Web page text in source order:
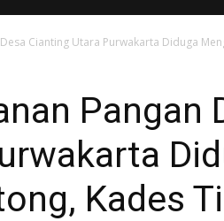
Cianting Utara Purwakarta Diduga
Pangan
Kades